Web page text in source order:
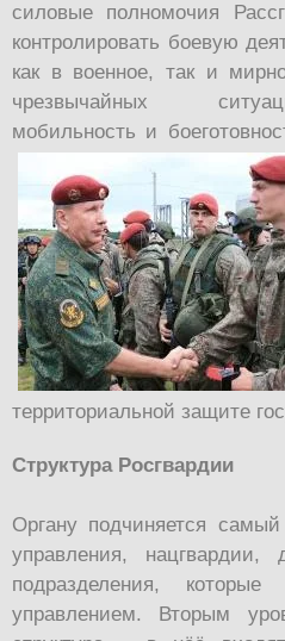
силовые полномочия
контролировать боевую
как в военное, так и
чрезвычайных
мобильность и
территориальной защите
Структура Росгвардии
Органу подчиняется
управления, нацгвардии,
подразделения,
управлением. Вторым